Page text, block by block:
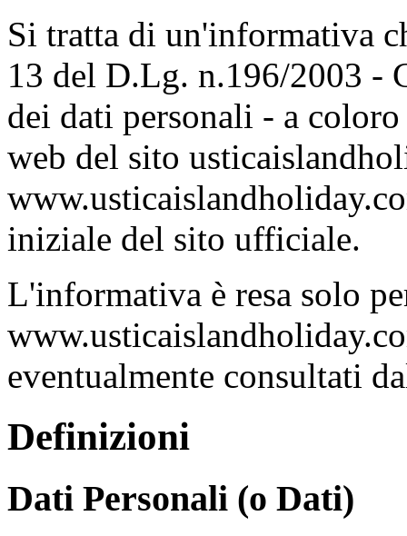
Si tratta di un'informativa
13 del D.Lg. n.196/2003 -
dei dati personali - a
web del sito
iniziale del sito ufficiale.
L'informativa è resa solo
eventualmente consultati
Definizioni
Dati Personali (o Dati)